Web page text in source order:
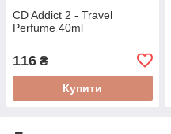
CD Addict 2 - Travel
Perfume 40ml
116 ₴
Купити